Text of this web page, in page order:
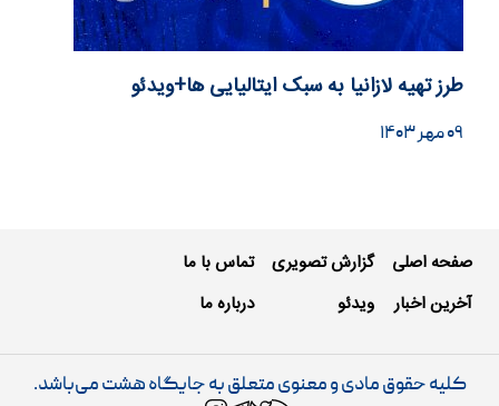
طرز تهیه لازانیا به سبک ایتالیایی ها+ویدئو
۰۹ مهر ۱۴۰۳
صفحه اصلی
آخرین اخبار
گزارش تصویری
ویدئو
تماس با ما
درباره ما
کلیه حقوق مادی و معنوی متعلق به جایگاه هشت می‌باشد.